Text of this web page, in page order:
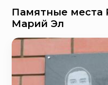
Памятные места
Марий Эл